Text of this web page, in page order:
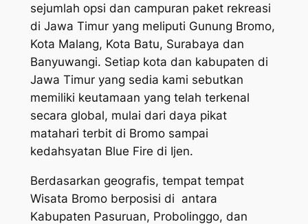
sejumlah opsi dan campuran paket rekreasi
di Jawa Timur yang meliputi Gunung Bromo,
Kota Malang, Kota Batu, Surabaya dan
Banyuwangi. Setiap kota dan kabupaten di
Jawa Timur yang sedia kami sebutkan
memiliki keutamaan yang telah terkenal
secara global, mulai dari daya pikat
matahari terbit di Bromo sampai
kedahsyatan Blue Fire di Ijen.
Berdasarkan geografis, tempat tempat
Wisata Bromo berposisi di antara
Kabupaten Pasuruan, Probolinggo, dan